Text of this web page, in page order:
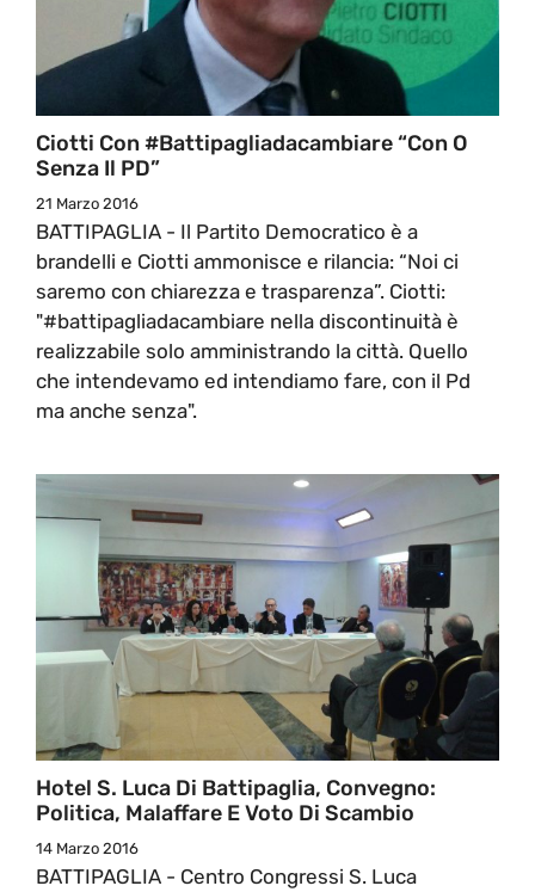
Ciotti Con #battipagliadacambiare “Con O
Senza Il PD”
21 Marzo 2016
BATTIPAGLIA - Il Partito Democratico è a
brandelli e Ciotti ammonisce e rilancia: “Noi ci
saremo con chiarezza e trasparenza”. Ciotti:
"#battipagliadacambiare nella discontinuità è
realizzabile solo amministrando la città. Quello
che intendevamo ed intendiamo fare, con il Pd
ma anche senza".
Hotel S. Luca Di Battipaglia, Convegno:
Politica, Malaffare E Voto Di Scambio
14 Marzo 2016
BATTIPAGLIA - Centro Congressi S. Luca